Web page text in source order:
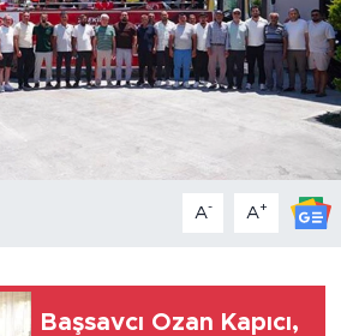
A- A+
Başsavcı Ozan Kapıcı,